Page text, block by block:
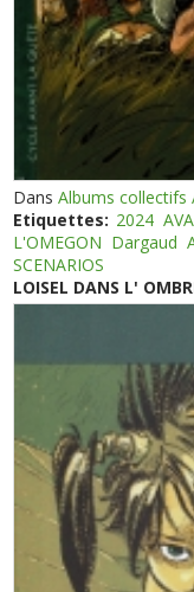
DansAlbums collectifs
Etiquettes: 2024
L'OMEGON Dargaud
SCENARIOS
LOISEL DANS L'